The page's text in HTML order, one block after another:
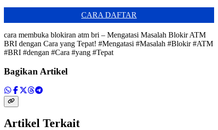
CARA DAFTAR
cara membuka blokiran atm bri – Mengatasi Masalah Blokir ATM
BRI dengan Cara yang Tepat! #Mengatasi #Masalah #Blokir #ATM
#BRI #dengan #Cara #yang #Tepat
Bagikan Artikel
Artikel Terkait